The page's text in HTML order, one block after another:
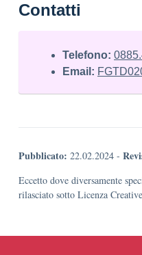
Contatti
Telefono:
Email:
Pubblicato: 22.02.2024 -
Eccetto dove diversamente
rilasciato sotto Licenza